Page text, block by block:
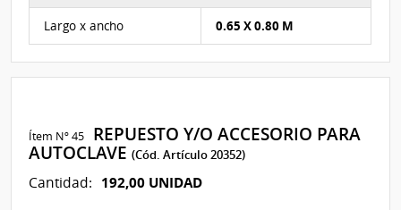
Características del Ítem Nº 187
Largo x ancho 0.65 X 0.80 M
Ítem Nº 45
REPUESTO Y/O ACCESORIO PARA
AUTOCLAVE(Cód. Artículo 20352)
Cantidad: 192,00 UNIDAD